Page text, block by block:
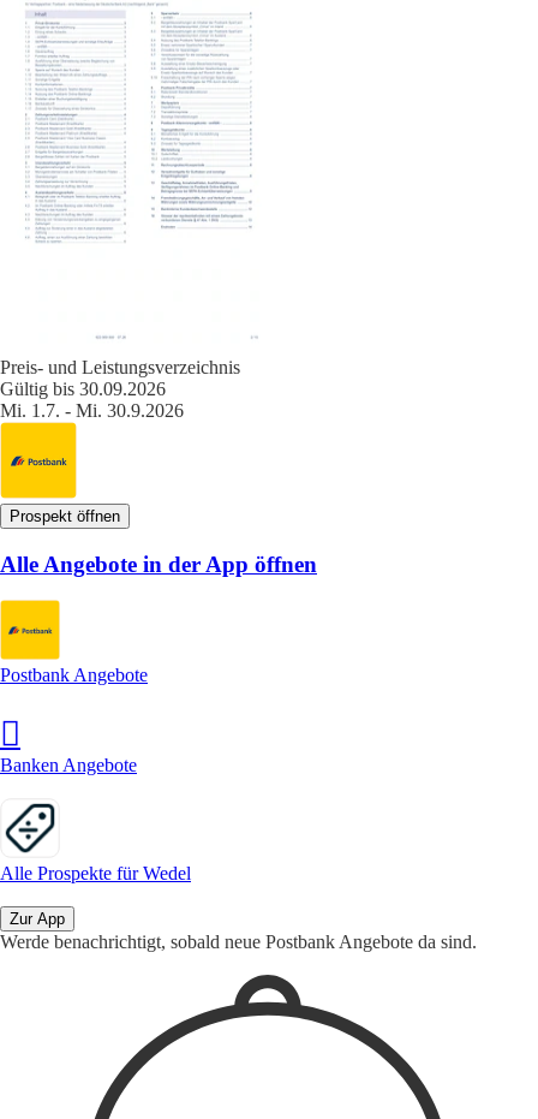
Preis- und Leistungsverzeichnis
Gültig bis 30.09.2026
Mi. 1.7. - Mi. 30.9.2026
Prospekt öffnen
Alle Angebote in der App öffnen
Postbank Angebote
Banken Angebote
Alle Prospekte für Wedel
Zur App
Werde benachrichtigt, sobald neue Postbank Angebote da sind.